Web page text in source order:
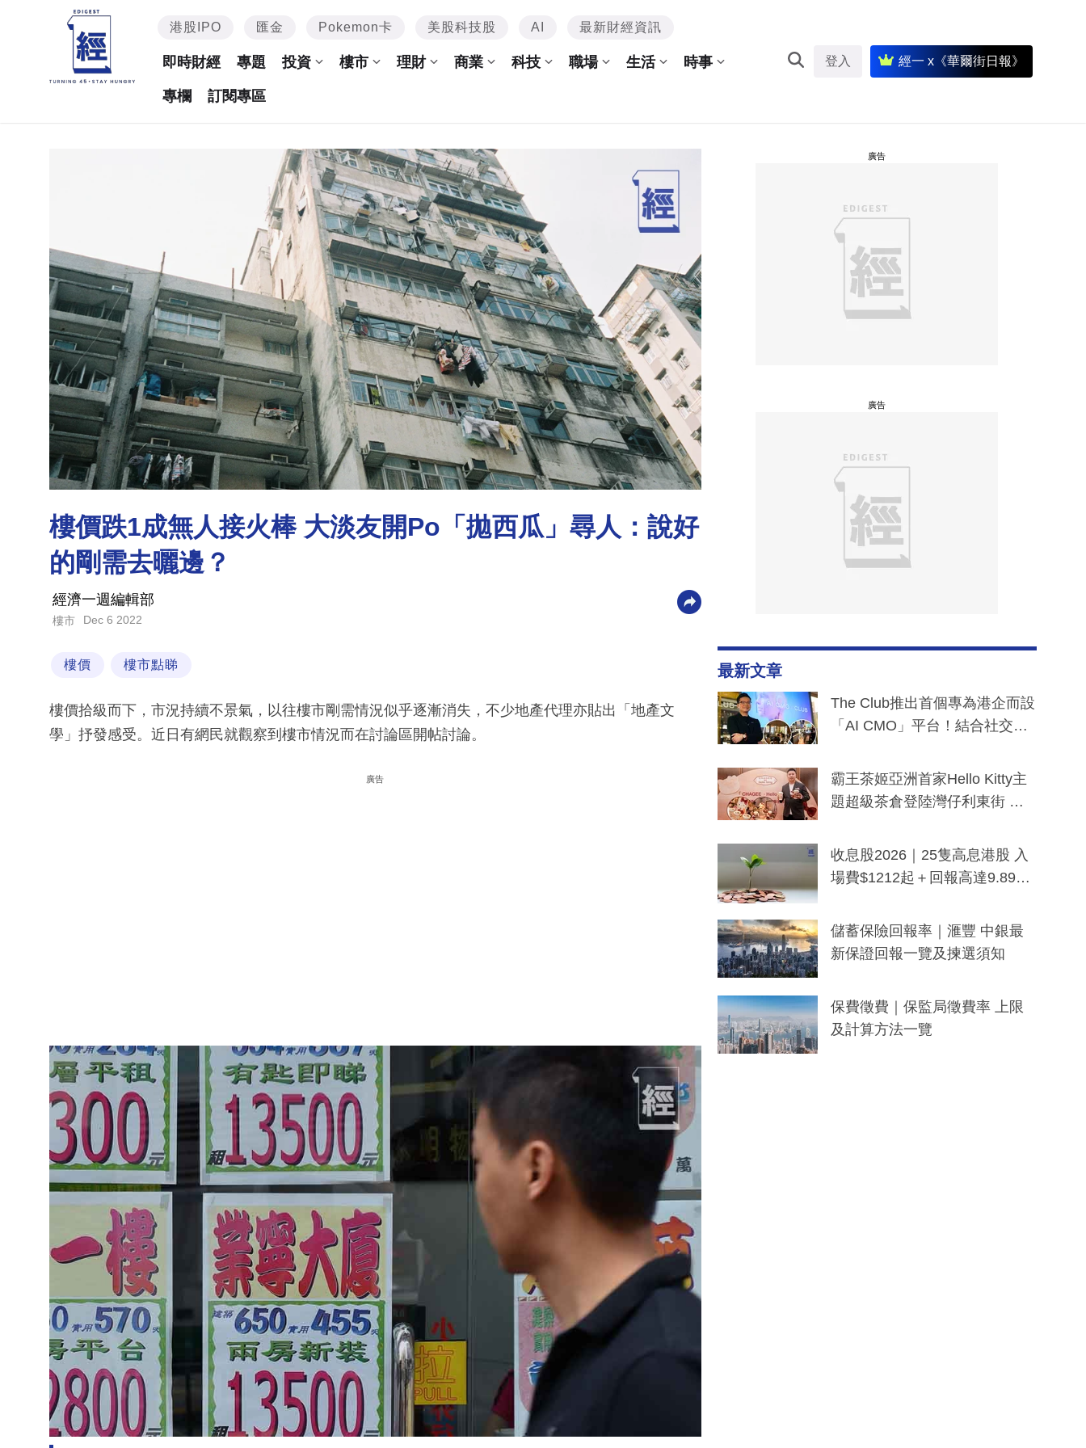
港股IPO 匯金 Pokemon卡 美股科技股 AI 最新財經資訊
即時財經 專題 投資 樓市 理財 商業 科技 職場 生活 時事
專欄 訂閱專區
登入 經一 x《華爾街日報》
樓價跌1成無人接火棒 大淡友開Po「拋西瓜」尋人：說好
的剛需去曬邊？
經濟一週編輯部
樓市 Dec 6 2022
樓價 樓市點睇
樓價拾級而下，市況持續不景氣，以往樓市剛需情況似乎逐漸消失，不少地產代理亦貼出「地產文
學」抒發感受。近日有網民就觀察到樓市情況而在討論區開帖討論。
廣告
廣告
廣告
最新文章
The Club推出首個專為港企而設
「AI CMO」平台！結合社交聆
分鐘生成「貼地」宣傳短片
霸王茶姬亞洲首家Hello Kitty主
題超級茶倉登陸灣仔利東街 推
y及香港限定特調系列
收息股2026｜25隻高息港股 入
場費$1212起＋回報高達9.89
儲蓄保險回報率｜滙豐 中銀最
新保證回報一覽及揀選須知
保費徵費｜保監局徵費率 上限
及計算方法一覽